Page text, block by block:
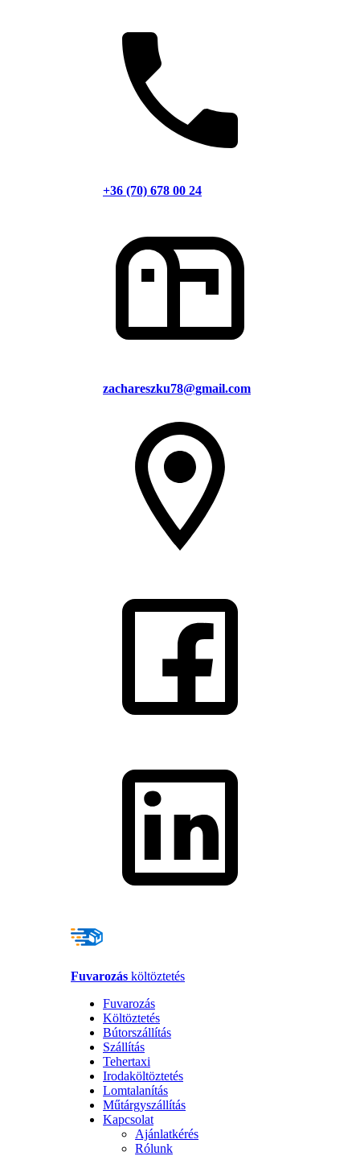
+36 (70) 678 00 24
zachareszku78@gmail.com
Fuvarozás költöztetés
Fuvarozás
Költöztetés
Bútorszállítás
Szállítás
Tehertaxi
Irodaköltöztetés
Lomtalanítás
Műtárgyszállítás
Kapcsolat
Ajánlatkérés
Rólunk